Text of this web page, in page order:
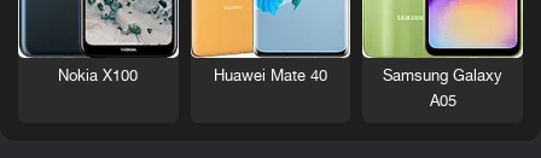
Samsung Galaxy
A05
Huawei Mate 40
Nokia X100